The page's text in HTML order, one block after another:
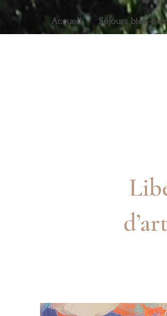
Accueil Séjours bien-